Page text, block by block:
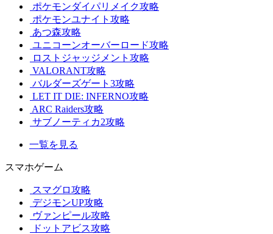
ポケモンダイパリメイク攻略
ポケモンユナイト攻略
あつ森攻略
ユニコーンオーバーロード攻略
ロストジャッジメント攻略
VALORANT攻略
バルダーズゲート3攻略
LET IT DIE: INFERNO攻略
ARC Raiders攻略
サブノーティカ2攻略
一覧を見る
スマホゲーム
スマグロ攻略
デジモンUP攻略
ヴァンピール攻略
ドットアビス攻略